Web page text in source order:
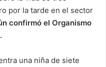
por la tarde en el sector
confirmó el Organismo
una niña de siete